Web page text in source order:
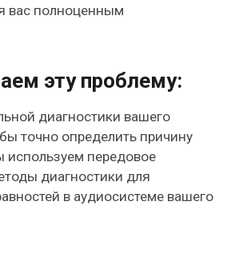
вас полноценным
эту проблему:
диагностики вашего
точно определить причину
используем передовое
диагностики для
в аудиосистеме вашего